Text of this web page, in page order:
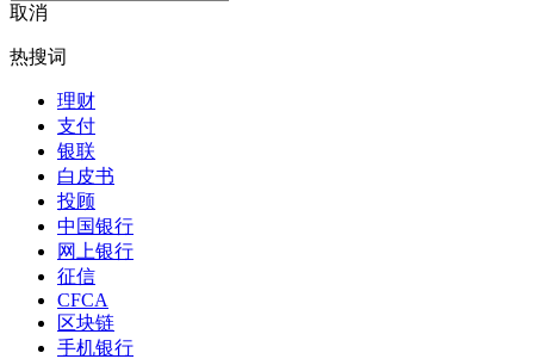
取消
热搜词
理财
支付
银联
白皮书
投顾
中国银行
网上银行
征信
CFCA
区块链
手机银行